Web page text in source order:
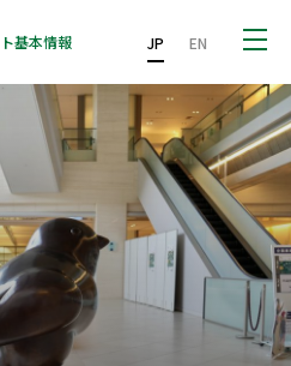
基本情報 JP EN